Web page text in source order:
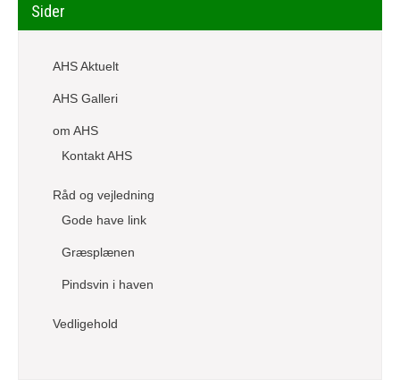
Sider
AHS Aktuelt
AHS Galleri
om AHS
Kontakt AHS
Råd og vejledning
Gode have link
Græsplænen
Pindsvin i haven
Vedligehold